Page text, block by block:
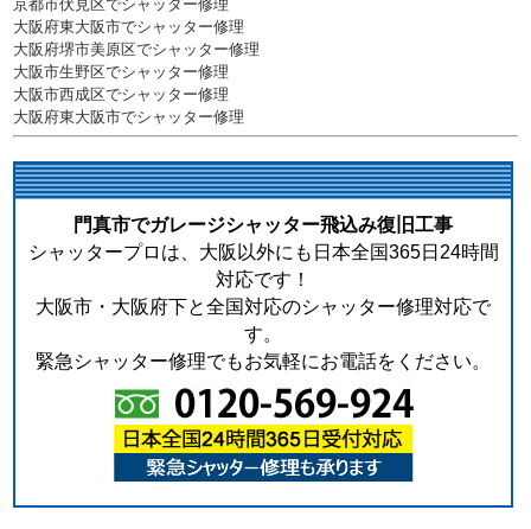
京都市伏見区でシャッター修理
大阪府東大阪市でシャッター修理
大阪府堺市美原区でシャッター修理
大阪市生野区でシャッター修理
大阪市西成区でシャッター修理
大阪府東大阪市でシャッター修理
門真市でガレージシャッター飛込み復旧工事
シャッタープロは、大阪以外にも日本全国365日24時間
対応です！
大阪市・大阪府下と全国対応のシャッター修理対応で
す。
緊急シャッター修理でもお気軽にお電話をください。